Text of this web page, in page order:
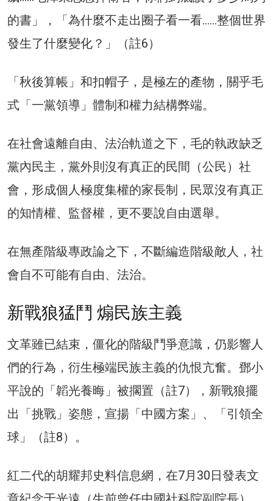
的書」，「為什麼不走出圈子看一看……整個世界
發生了什麼變化？」（註6）
「秋後算帳」和扣帽子，是極左的產物，關乎毛
式「一黨領導」體制和權力結構弊端。
在社會遠離自由、法治軌道之下，毛的執政缺乏
黨內民主，黨外則沒有真正的民間（公民）社
會，形成個人極度集權的家長制，民眾沒有真正
的知情權、監督權，更不要說自由選舉。
在無產階級專政論之下，不斷編造階級敵人，社
會自不可能有自由、法治。
新戰狼猛鬥 煽民族主義
文革雖已結束，僵化的階級鬥爭意識，仍影響人
們的行為，衍生極端民族主義的仇恨亢奮。鄧小
平說的「韜光養晦」被擱置（註7），新戰狼擺
出「挑戰」姿態，宣揚「中國方案」、「引領全
球」（註8）。
紅二代的胡耀邦史料信息網，在7月30日發表文